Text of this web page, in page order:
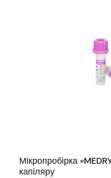
Мікропробірка
капіляру